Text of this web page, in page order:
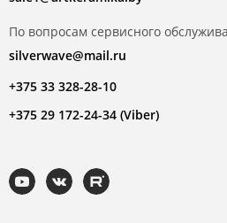
По вопросам сервисного
silverwave@mail.ru
+375 33 328-28-10
+375 29 172-24-34 (Viber)